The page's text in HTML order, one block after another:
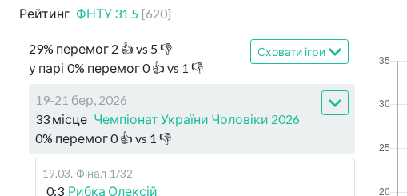
Рейтинг ФНТУ 31.5 [620]
29% перемог 2 👍 vs 5👎
у парі 0% перемог0👍 vs 1 👎
Сховати ігри
19-21 бер, 2026
33 місце Чемпіонат України Чоловіки 2026
0% перемог0👍 vs 1 👎
19.03. Фінал 1/32
0:3 Рибка Олексій